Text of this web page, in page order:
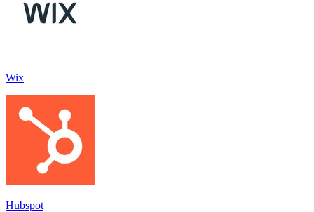
Wix
Hubspot